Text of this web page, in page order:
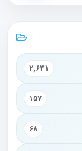
۲,۶۳۱
۱۵۷
۶۸